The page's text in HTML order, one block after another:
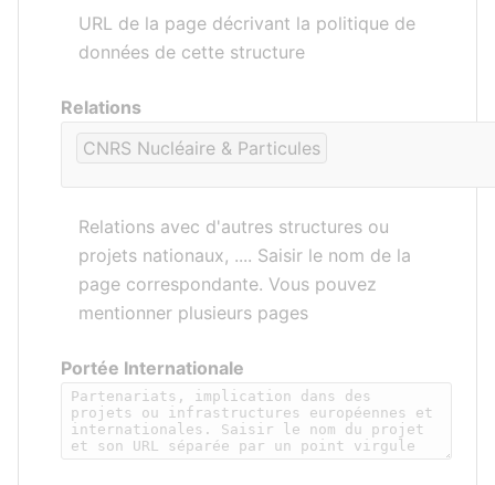
URL de la page décrivant la politique de
données de cette structure
Relations
CNRS Nucléaire & Particules
Relations avec d'autres structures ou
projets nationaux, .... Saisir le nom de la
page correspondante. Vous pouvez
mentionner plusieurs pages
Portée Internationale